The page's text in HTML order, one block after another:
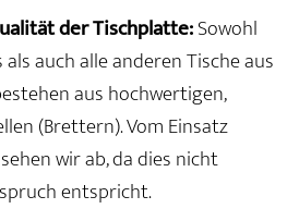
der Tischplatte:Sowohl
auch alle anderen Tische aus
aus hochwertigen,
(Brettern). Vom Einsatz
wir ab, da dies nicht
entspricht.